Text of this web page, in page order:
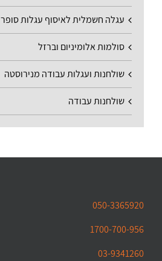
עגלה חשמלית לאיסוף עגלות סופר
סולמות אלומיניום וברזל
שולחנות ועגלות עבודה מנירוסטה
שולחנות עבודה
050-3365920
1700-700-956
03-9341260